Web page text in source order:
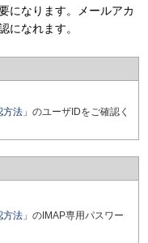
になります。メールアカ
になれます。
方法 」のユーザIDをご確認く
方法 」のIMAP専用パスワー